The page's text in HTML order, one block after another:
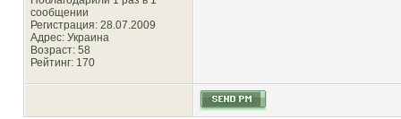
сообщении
Регистрация: 28.07.2009
Адрес: Украина
Возраст: 58
Рейтинг: 170